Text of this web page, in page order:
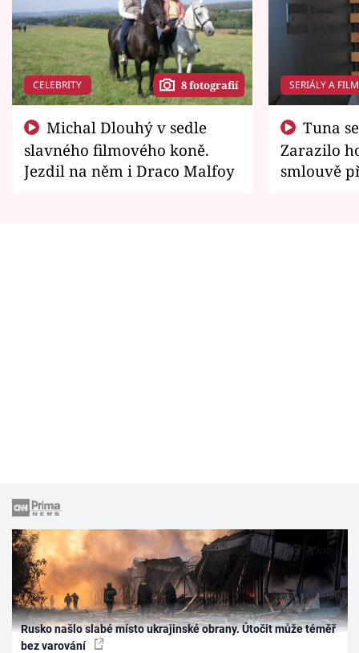
CELEBRITY 8 fotografií
slavného filmového koně.
Jezdil na něm i Draco Malfoy
SERIÁLY A
Zarazilo
smlouvě
Rusko našlo slabé místo ukrajinské obrany. Útočit může téměř
bez varování